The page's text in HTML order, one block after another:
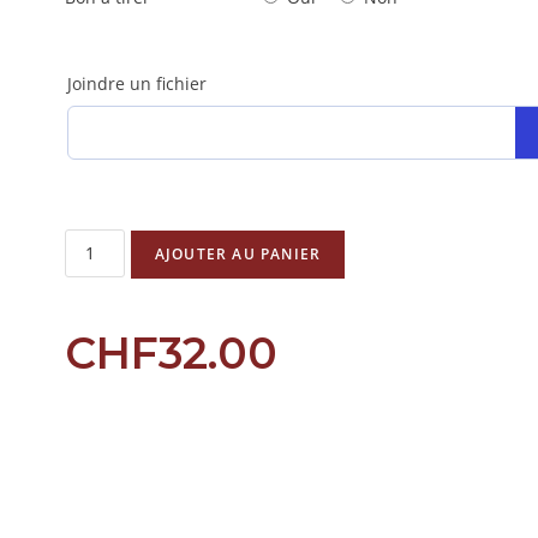
Joindre un fichier
AJOUTER AU PANIER
CHF32.00